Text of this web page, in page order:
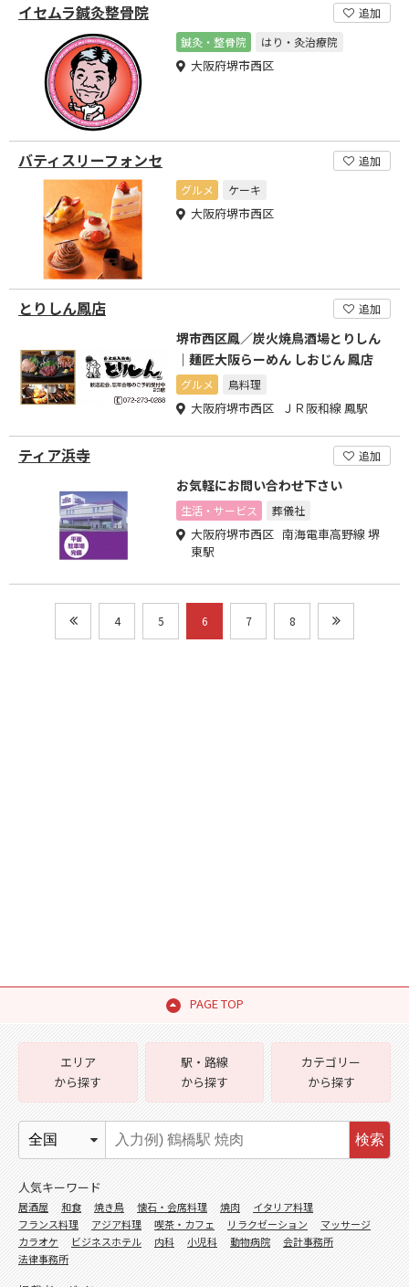
イセムラ鍼灸整骨院
追加
鍼灸・整骨院
はり・灸治療院
大阪府堺市西区
バティスリーフォンセ
追加
グルメ
ケーキ
大阪府堺市西区
とりしん鳳店 追加
堺市西区鳳／炭火焼鳥酒場とりしん
｜麺匠大阪らーめん しおじん 鳳店
グルメ 鳥料理
大阪府堺市西区 ＪＲ阪和線 鳳駅
ティア浜寺 追加
お気軽にお問い合わせ下さい
生活・サービス 葬儀社
大阪府堺市西区 南海電車高野線 堺
東駅
4 5 6 7 8
PAGE TOP
エリア
から探す
駅・路線
から探す
カテゴリー
から探す
検索
人気キーワード
居酒屋 和食 焼き鳥 懐石・会席料理 焼肉
イタリア料理
フランス料理
アジア料理 喫茶・カフェ リラクゼーション
マッサージ
カラオケ
ビジネスホテル 内科 小児科 動物病院
会計事務所
法律事務所